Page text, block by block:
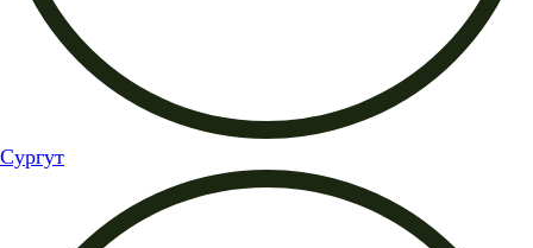
Сургут